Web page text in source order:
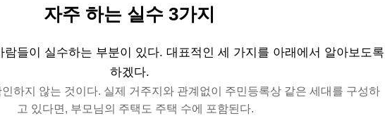
자주 하는 실수 3가지
람들이 실수하는 부분이 있다. 대표적인 세 가지를 아래에서 알아보도록
하겠다.
하지 않는 것이다. 실제 거주지와 관계없이 주민등록상 같은 세대를 구성하
고 있다면, 부모님의 주택도 주택 수에 포함된다.